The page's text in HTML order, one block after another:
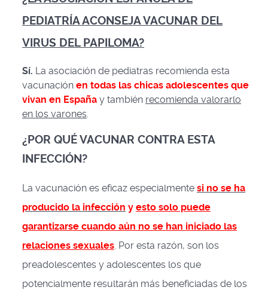
PEDIATRÍA ACONSEJA VACUNAR DEL
VIRUS DEL PAPILOMA?
Sí. La asociación de pediatras recomienda esta
vacunación en todas las chicas adolescentes que
vivan en España y también recomienda valorarlo
en los varones.
¿POR QUÉ VACUNAR CONTRA ESTA
INFECCIÓN?
La vacunación es eficaz especialmente si no se ha
producido la infección y esto solo puede
garantizarse cuando aún no se han iniciado las
relaciones sexuales. Por esta razón, son los
preadolescentes y adolescentes los que
potencialmente resultarán más beneficiadas de los